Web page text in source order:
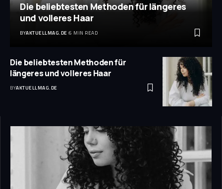
Die beliebtesten Methoden für längeres
und volleres Haar
BYAKTUELLMAG.DE 6 MIN READ
Die beliebtesten Methoden für
längeres und volleres Haar
BYAKTUELLMAG.DE